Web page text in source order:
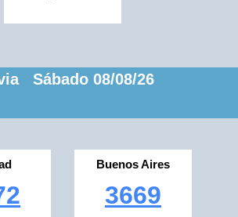
Sábado 08/08/26
Buenos Aires
3669